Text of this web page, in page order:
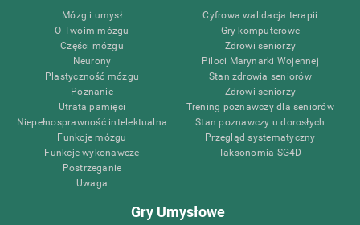
Mózg i umysł
O Twoim mózgu
Części mózgu
Neurony
Plastyczność mózgu
Poznanie
Utrata pamięci
Niepełnosprawność intelektualna
Funkcje mózgu
Funkcje wykonawcze
Postrzeganie
Uwaga
Cyfrowa walidacja terapii
Gry komputerowe
Zdrowi seniorzy
Piloci Marynarki Wojennej
Stan zdrowia seniorów
Zdrowi seniorzy
Trening poznawczy dla seniorów
Stan poznawczy u dorosłych
Przegląd systematyczny
Taksonomia SG4D
Gry Umysłowe